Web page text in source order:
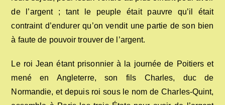
de l’argent ; tant le peuple était pauvre qu’il était
contraint d’endurer qu’on vendit une partie de son bien
à faute de pouvoir trouver de l’argent.
Le roi Jean étant prisonnier à la journée de Poitiers et
mené en Angleterre, son fils Charles, duc de
Normandie, et depuis roi sous le nom de Charles-Quint,